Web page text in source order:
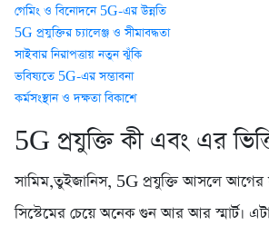
গেমিং ও বিনোদনে 5G-এর উন্নতি
5G প্রযুক্তির চ্যালেঞ্জ ও সীমাবদ্ধতা
সাইবার নিরাপত্তায় নতুন ঝুঁকি
ভবিষ্যতে 5G-এর সম্ভাবনা
কর্মসংস্থান ও দক্ষতা বিকাশে
5G প্রযুক্তি কী এবং এর
সামিম,তুইজানিস, 5G প্রযুক্তি আসলে আগের
সিস্টেমের চেয়ে অনেক গুন আর আর স্মার্ট।